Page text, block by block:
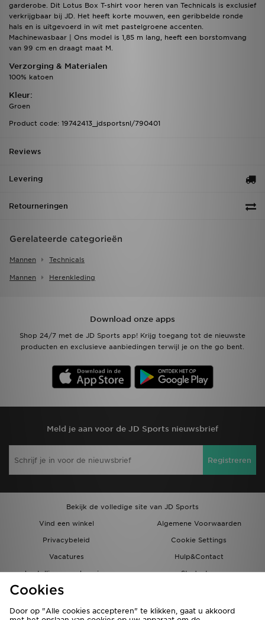
garderobe. Dit Lotus Box T-shirt voor heren van Technicals is exclusief
verkrijgbaar bij JD. Het heeft korte mouwen, een geribbelde ronde
hals en is uitgevoerd in wit met pastelgroene accenten.
Machinewasbaar | Ons model is 1,85 m lang, heeft een borstomvang
van 99 cm en draagt maat M.
Verzorging & Materialen
100% katoen
Kleur:
Groen
Product code: 19742413_jdsportsnl/790401
Reviews
Levering
Retourneringen
Gerelateerde categorieën
Mannen Technicals
Mannen Herenkleding
Download onze apps
Shop 24/7 met de JD Sports app! Krijg toegang tot de nieuwste
producten en exclusieve aanbiedingen terwijl je on the go bent.
Meld je aan voor de JD Sports nieuwsbrief
Registreren
Bekijk de volledige site van JD Sports
Vind een winkel
Algemene Voorwaarden
Privacybeleid
Cookie Settings
Vacatures
Hulp&Contact
bestellingen en levering
Studenten
Partnerprogramma
Cookies
Door op "Alle cookies accepteren" te klikken, gaat u akkoord